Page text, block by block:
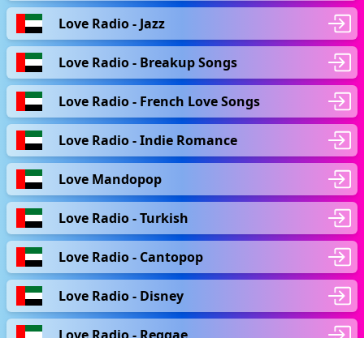
Love Radio - Jazz
Love Radio - Breakup Songs
Love Radio - French Love Songs
Love Radio - Indie Romance
Love Mandopop
Love Radio - Turkish
Love Radio - Cantopop
Love Radio - Disney
Love Radio - Reggae